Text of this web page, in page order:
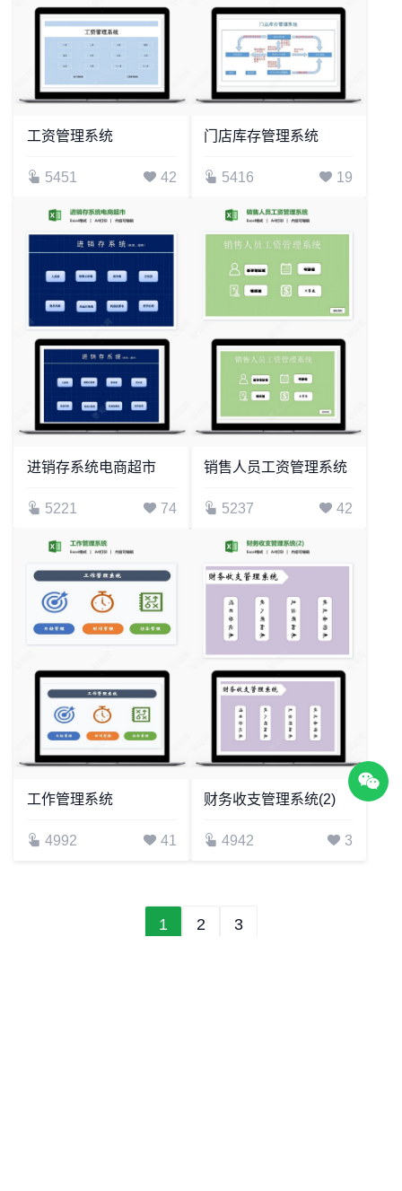
工资管理系统
5451 42
门店库存管理系统
5416 19
进销存系统电商超市
5221 74
销售人员工资管理系统
5237 42
工作管理系统
4992 41
财务收支管理系统(2)
4942 3
1 2 3